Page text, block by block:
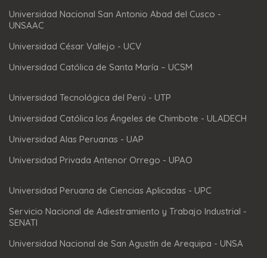
Universidad Nacional San Antonio Abad del Cusco -
UNSAAC
Universidad César Vallejo - UCV
Universidad Católica de Santa María – UCSM
Universidad Tecnológica del Perú - UTP
Universidad Católica los Ángeles de Chimbote - ULADECH
Universidad Alas Peruanas - UAP
Universidad Privada Antenor Orrego - UPAO
Universidad Peruana de Ciencias Aplicadas - UPC
Servicio Nacional de Adiestramiento y Trabajo Industrial -
SENATI
Universidad Nacional de San Agustín de Arequipa - UNSA